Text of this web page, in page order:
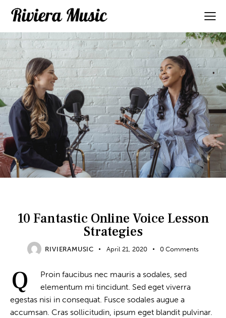
10 Fantastic Online Voice Lesson
Strategies
RIVIERAMUSIC April 21, 2020 0 Comments
Q
Proin faucibus nec mauris a sodales, sed
elementum mi tincidunt. Sed eget viverra
egestas nisi in consequat. Fusce sodales augue a
accumsan. Cras sollicitudin, ipsum eget blandit pulvinar.